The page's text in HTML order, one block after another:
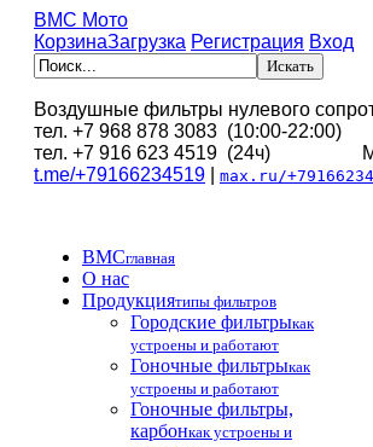
BMC Мото
КорзинаЗагрузка Регистрация Вход
Воздушные фильтры нулевого
тел. +7 968 878 3083 (10:00-22:00)
тел. +7 916 623 4519 (24ч)
t.me/+79166234519
max.ru/
BMCглавная
О нас
Продукциятипы фильтров
Городские фильтрыкак
устроены и работают
Гоночные фильтрыкак
устроены и работают
Гоночные фильтры,
карбонкак устроены и